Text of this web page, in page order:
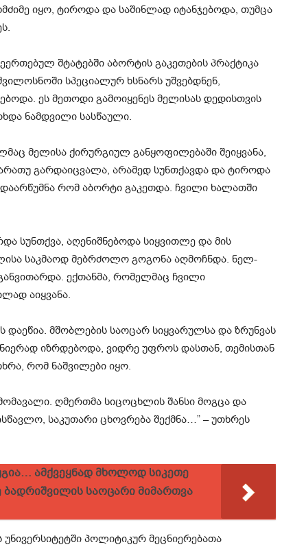
იყო, ტიროდა და საშინლად იტანჯებოდა, თუმცა
შტატებში აბორტის გაკეთების პრაქტიკა
სპეციალურ ხსნარს უშვებდნენ,
ეს მეთოდი გამოიყენეს მელისას დედისთვის
ნამდვილი სასწაული.
მელისა ქირურგიულ განყოფილებაში შეიყვანა,
არათუ გარდაიცვალა, არამედ სუნთქავდა და ტიროდა
დაარწუმნა რომ აბორტი გაკეთდა. ჩვილი ხალათში
სუნთქვა, აღენიშნებოდა სიყვითლე და მის
საკმაოდ მებრძოლო გოგონა აღმოჩნდა. ნელ-
ექთანმა, რომელმაც ჩვილი
აიყვანა.
დაეწია. მშობლების საოცარ სიყვარულსა და ზრუნვას
იზრდებოდა, ვიდრე უფროს დასთან, თემისთან
რომ ნაშვილები იყო.
ღმერთმა სიცოცხლის შანსი მოგცა და
საკუთარი ცხოვრება შექმნა…” – უთხრეს
ამქვეყნად მხოლოდ სიკეთე
საოცარი მიმართვა
პოლიტიკურ მეცნიერებათა